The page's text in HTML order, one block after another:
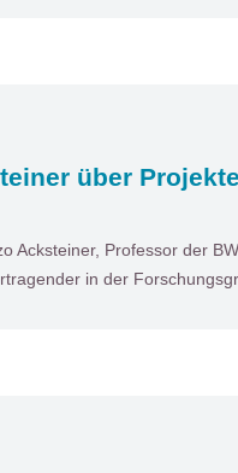
über
Acksteiner, Professor der
in der